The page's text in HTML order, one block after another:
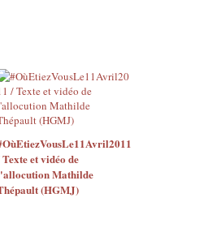
et vidéo de
Mathilde
(HGMJ)